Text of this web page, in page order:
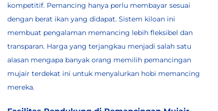
kompetitif. Pemancing hanya perlu membayar sesuai
dengan berat ikan yang didapat. Sistem kiloan ini
membuat pengalaman memancing lebih fleksibel dan
transparan. Harga yang terjangkau menjadi salah satu
alasan mengapa banyak orang memilih pemancingan
mujair terdekat ini untuk menyalurkan hobi memancing
mereka.